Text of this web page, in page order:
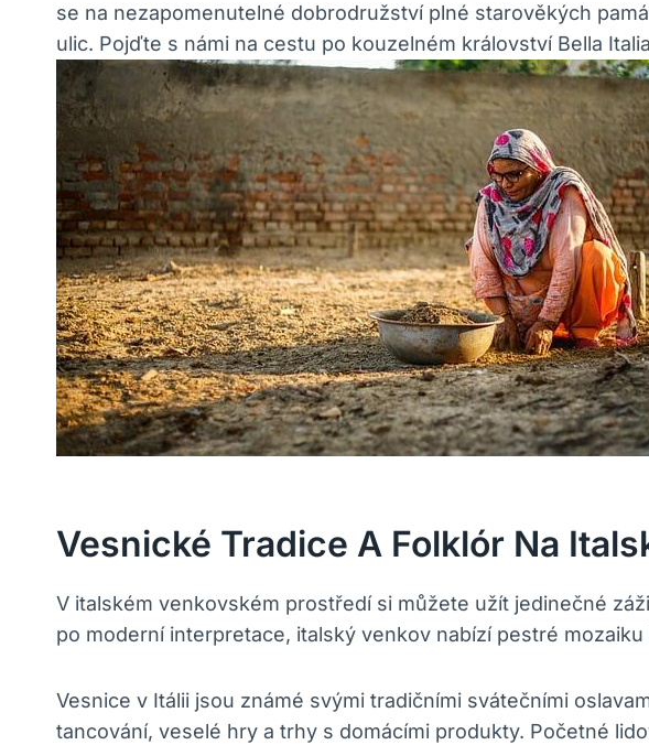
se na nezapomenutelné dobrodružství plné starověkých
ulic. Pojďte s námi na cestu po kouzelném království Bella
Vesnické Tradice A Folklór Na
V italském venkovském prostředí si můžete užít jedinečné
po moderní interpretace, italský venkov nabízí pestré
Vesnice v Itálii jsou známé svými tradičními svátečními
tancování, veselé hry a trhy s domácími produkty. Početné